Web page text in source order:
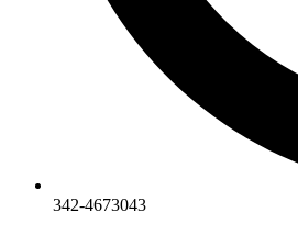
342-4673043